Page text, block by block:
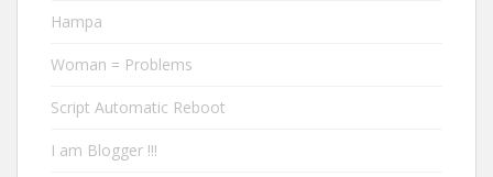
Hampa
Woman = Problems
Script Automatic Reboot
I am Blogger !!!